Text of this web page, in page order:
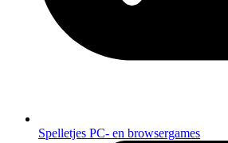
Spelletjes PC- en browsergames